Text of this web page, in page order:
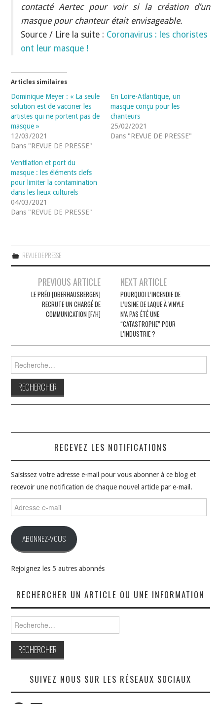
contacté Aertec pour voir si la création d’un
masque pour chanteur était envisageable.
Source / Lire la suite : Coronavirus : les choristes
ont leur masque !
Articles similaires
Dominique Meyer : « La seule
solution est de vacciner les
artistes qui ne portent pas de
masque »
12/03/2021
Dans "REVUE DE PRESSE"
En Loire-Atlantique, un
masque conçu pour les
chanteurs
25/02/2021
Dans "REVUE DE PRESSE"
Ventilation et port du
masque : les éléments clefs
pour limiter la contamination
dans les lieux culturels
04/03/2021
Dans "REVUE DE PRESSE"
REVUE DE PRESSE
NavigationPREVIOUS ARTICLE
LE PRÉO [OBERHAUSBERGEN]
RECRUTE UN CHARGÉ DE
COMMUNICATION [F/H]
NEXT ARTICLE
POURQUOI L’INCENDIE DE
L’USINE DE LAQUE À VINYLE
N’A PAS ÉTÉ UNE
“CATASTROPHE” POUR
L’INDUSTRIE ?
RECEVEZ LES NOTIFICATIONS
Saisissez votre adresse e-mail pour vous abonner à ce blog et
recevoir une notification de chaque nouvel article par e-mail.
e-
ABONNEZ-VOUS
Rejoignez les 5 autres abonnés
RECHERCHER UN ARTICLE OU UNE INFORMATION
SUIVEZ NOUS SUR LES RÉSEAUX SOCIAUX